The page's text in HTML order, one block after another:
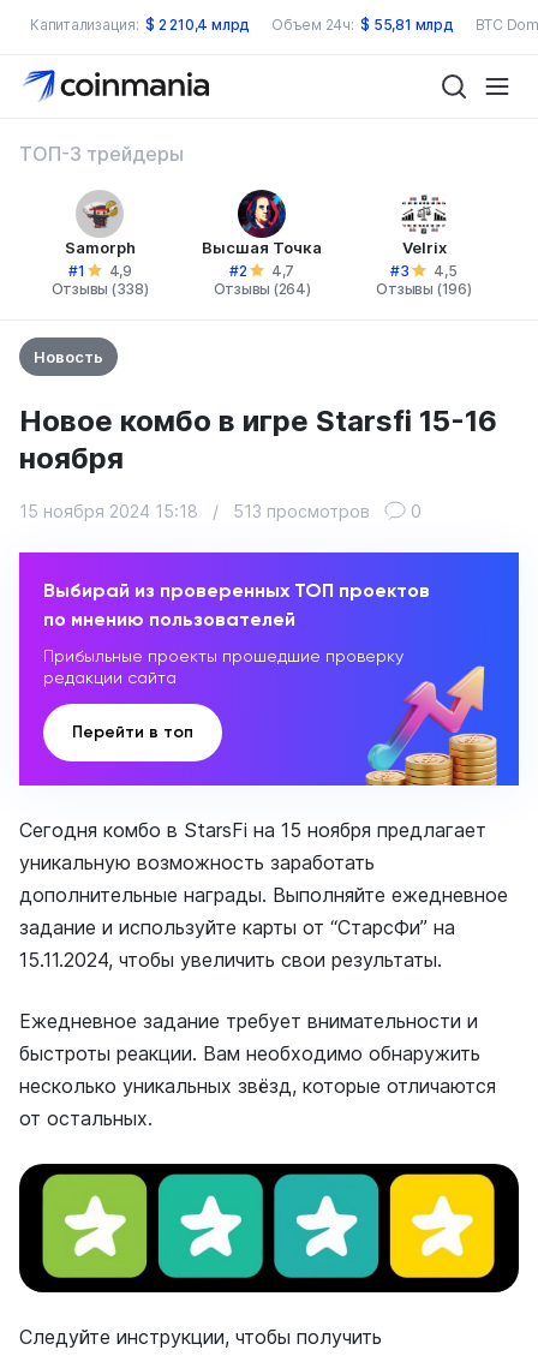
Капитализация: $ 2 210,4 млрд Объем 24ч: $ 55,81 млрд BTC
ТОП-3 трейдеры
Samorph
#1
4,9
Отзывы (338)
Высшая Точка
#2
4,7
Отзывы (264)
Velrix
#3
4,5
Отзывы (196)
Новость
Новое комбо в игре Starsfi 15-16
ноября
15 ноября 2024 15:18 / 513 просмотров 0
Выбирай из проверенных ТОП проектов
по мнению пользователей
Прибыльные проекты прошедшие проверку
редакции сайта
Перейти в топ
Сегодня комбо в StarsFi на 15 ноября предлагает
уникальную возможность заработать
дополнительные награды. Выполняйте ежедневное
задание и используйте карты от “СтарсФи” на
15.11.2024, чтобы увеличить свои результаты.
Ежедневное задание требует внимательности и
быстроты реакции. Вам необходимо обнаружить
несколько уникальных звёзд, которые отличаются
от остальных.
Следуйте инструкции, чтобы получить